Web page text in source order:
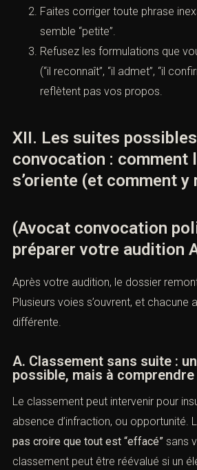
Faites corriger toute phrase
semble “petite”.
Refusez les formulations que
(“il reconnaît”, “il admet”, “il
reflètent pas vos propos.
XII. Les suites
convocation : comment
s’oriente (et comment y
(Avocat convocation
préparer votre audition
Après votre audition, le dossier
Plusieurs voies s’ouvrent, et chacune
différente.
A. Classement sans suite :
possible, mais à comprendre
Le classement peut intervenir pour
absence d’infraction, ou opportunité.
pas croire que tout est “effacé” sans
classement peut être réévalué si un